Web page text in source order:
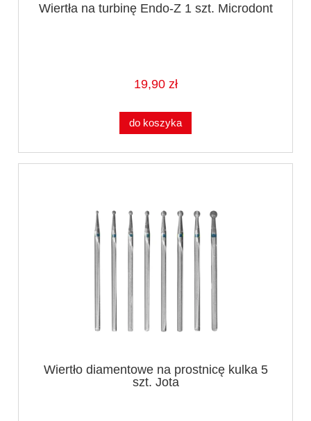
Wiertła na turbinę Endo-Z 1 szt. Microdont
19,90 zł
do koszyka
Wiertło diamentowe na prostnicę kulka 5
szt. Jota